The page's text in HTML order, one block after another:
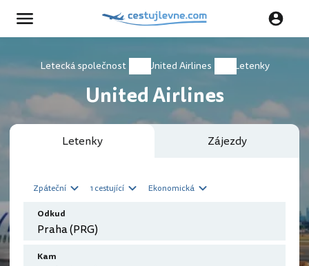
Letecká společnost United Airlines Letenky
United Airlines
Letenky Zájezdy
Zpáteční 1 cestující Ekonomická
Odkud
Kam